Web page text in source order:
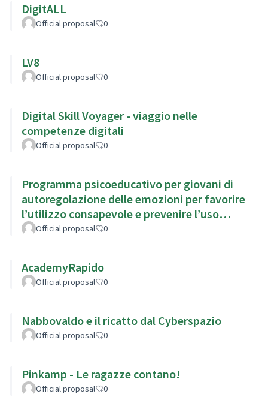
DigitALL
Official proposal 0
LV8
Official proposal 0
Digital Skill Voyager - viaggio nelle
competenze digitali
Official proposal 0
Programma psicoeducativo per giovani di
autoregolazione delle emozioni per favorire
l’utilizzo consapevole e prevenire l’uso
problematico di Internet
Official proposal 0
AcademyRapido
Official proposal 0
Nabbovaldo e il ricatto dal Cyberspazio
Official proposal 0
Pinkamp - Le ragazze contano!
Official proposal 0